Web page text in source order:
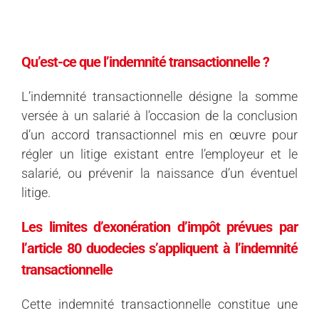
Qu’est-ce que l’indemnité transactionnelle ?
L’indemnité transactionnelle désigne la somme
versée à un salarié à l’occasion de la conclusion
d’un accord transactionnel mis en œuvre pour
régler un litige existant entre l’employeur et le
salarié, ou prévenir la naissance d’un éventuel
litige.
Les limites d’exonération d’impôt prévues par
l’article 80 duodecies s’appliquent à l’indemnité
transactionnelle
Cette indemnité transactionnelle constitue une